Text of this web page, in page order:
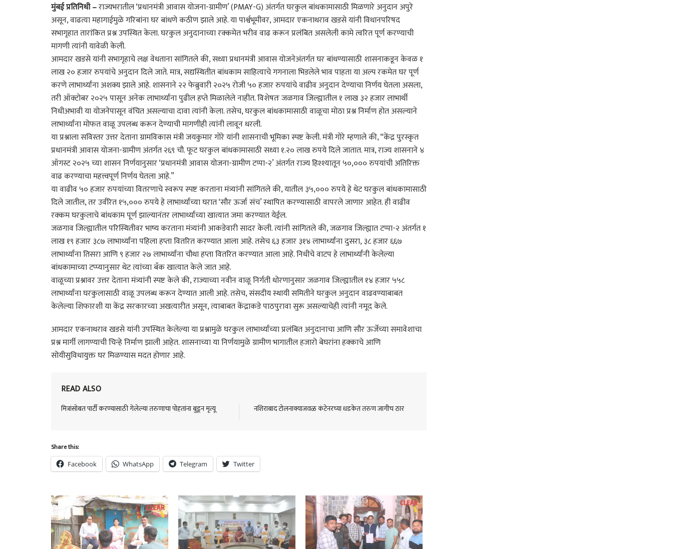
मुंबई प्रतिनिधी –राज्यभरातील ‘प्रधानमंत्री आवास योजना-ग्रामीण’ (PMAY-G) अंतर्गत घरकुल बांधकामासाठी मिळणारे अनुदान अपुरे
असून, वाढत्या महागाईमुळे गरिबांना घर बांधणे कठीण झाले आहे. या पार्श्वभूमीवर, आमदार एकनाथराव खडसे यांनी विधानपरिषद
सभागृहात तारांकित प्रश्न उपस्थित केला. घरकुल अनुदानाच्या रक्कमेत भरीव वाढ करून प्रलंबित असलेली कामे त्वरित पूर्ण करण्याची
मागणी त्यांनी यावेळी केली.
आमदार खडसे यांनी सभागृहाचे लक्ष वेधताना सांगितले की, सध्या प्रधानमंत्री आवास योजनेअंतर्गत घर बांधण्यासाठी शासनाकडून केवळ १
लाख २० हजार रुपयांचे अनुदान दिले जाते. मात्र, सद्यस्थितीत बांधकाम साहित्याचे गगनाला भिडलेले भाव पाहता या अल्प रकमेत घर पूर्ण
करणे लाभार्थ्यांना अशक्य झाले आहे. शासनाने २२ फेब्रुवारी २०२५ रोजी ५० हजार रुपयांचे वाढीव अनुदान देण्याचा निर्णय घेतला असला,
तरी ऑक्टोबर २०२५ पासून अनेक लाभार्थ्यांना पुढील हप्ते मिळालेले नाहीत. विशेषतः जळगाव जिल्ह्यातील १ लाख ३२ हजार लाभार्थी
निधीअभावी या योजनेपासून वंचित असल्याचा दावा त्यांनी केला. तसेच, घरकुल बांधकामासाठी वाळूचा मोठा प्रश्न निर्माण होत असल्याने
लाभार्थ्यांना मोफत वाळू उपलब्ध करून देण्याची मागणीही त्यांनी लावून धरली.
या प्रश्नाला सविस्तर उत्तर देताना ग्रामविकास मंत्री जयकुमार गोरे यांनी शासनाची भूमिका स्पष्ट केली. मंत्री गोरे म्हणाले की, “केंद्र पुरस्कृत
प्रधानमंत्री आवास योजना-ग्रामीण अंतर्गत २६९ चौ. फूट घरकुल बांधकामासाठी सध्या १.२० लाख रुपये दिले जातात. मात्र, राज्य शासनाने ४
ऑगस्ट २०२५ च्या शासन निर्णयानुसार ‘प्रधानमंत्री आवास योजना-ग्रामीण टप्पा-२’ अंतर्गत राज्य हिश्श्यातून ५०,००० रुपयांची अतिरिक्त
वाढ करण्याचा महत्त्वपूर्ण निर्णय घेतला आहे.”
या वाढीव ५० हजार रुपयांच्या वितरणाचे स्वरूप स्पष्ट करताना मंत्र्यांनी सांगितले की, यातील ३५,००० रुपये हे थेट घरकुल बांधकामासाठी
दिले जातील, तर उर्वरित १५,००० रुपये हे लाभार्थ्यांच्या घरात ‘सौर ऊर्जा संच’ स्थापित करण्यासाठी वापरले जाणार आहेत. ही वाढीव
रक्कम घरकुलाचे बांधकाम पूर्ण झाल्यानंतर लाभार्थ्यांच्या खात्यात जमा करण्यात येईल.
जळगाव जिल्ह्यातील परिस्थितीवर भाष्य करताना मंत्र्यांनी आकडेवारी सादर केली. त्यांनी सांगितले की, जळगाव जिल्ह्यात टप्पा-२ अंतर्गत १
लाख १९ हजार ३८७ लाभार्थ्यांना पहिला हप्ता वितरित करण्यात आला आहे. तसेच ६३ हजार ३१४ लाभार्थ्यांना दुसरा, ३८ हजार ६६७
लाभार्थ्यांना तिसरा आणि ९ हजार २७ लाभार्थ्यांना चौथा हप्ता वितरित करण्यात आला आहे. निधीचे वाटप हे लाभार्थ्यांनी केलेल्या
बांधकामाच्या टप्प्यानुसार थेट त्यांच्या बँक खात्यात केले जात आहे.
वाळूच्या प्रश्नावर उत्तर देताना मंत्र्यांनी स्पष्ट केले की, राज्याच्या नवीन वाळू निर्गती धोरणानुसार जळगाव जिल्ह्यातील १४ हजार ५५८
लाभार्थ्यांना घरकुलासाठी वाळू उपलब्ध करून देण्यात आली आहे. तसेच, संसदीय स्थायी समितीने घरकुल अनुदान वाढवण्याबाबत
केलेल्या शिफारशी या केंद्र सरकारच्या अखत्यारीत असून, त्याबाबत केंद्राकडे पाठपुरावा सुरू असल्याचेही त्यांनी नमूद केले.
आमदार एकनाथराव खडसे यांनी उपस्थित केलेल्या या प्रश्नामुळे घरकुल लाभार्थ्यांच्या प्रलंबित अनुदानाचा आणि सौर ऊर्जेच्या समावेशाचा
प्रश्न मार्गी लागण्याची चिन्हे निर्माण झाली आहेत. शासनाच्या या निर्णयामुळे ग्रामीण भागातील हजारो बेघरांना हक्काचे आणि
सोयीसुविधायुक्त घर मिळण्यास मदत होणार आहे.
READ ALSO
मित्रांसोबत पार्टी करण्यासाठी गेलेल्या तरुणाचा पोहतांना बुडून मृत्यू नशिराबाद टोलनाक्याजवळ कंटेनरच्या धडकेत तरुण जागीच ठार
Share this:
Facebook WhatsApp Telegram Twitter